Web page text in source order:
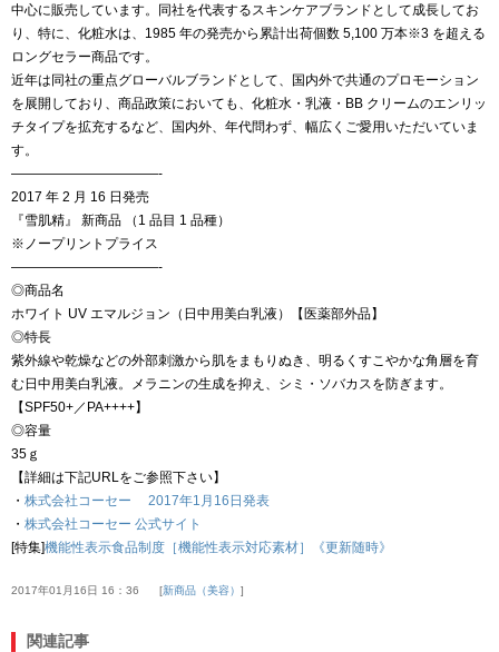
中心に販売しています。同社を代表するスキンケアブランドとして成長してお
り、特に、化粧水は、1985 年の発売から累計出荷個数 5,100 万本※3 を超える
ロングセラー商品です。
近年は同社の重点グローバルブランドとして、国内外で共通のプロモーション
を展開しており、商品政策においても、化粧水・乳液・BB クリームのエンリッ
チタイプを拡充するなど、国内外、年代問わず、幅広くご愛用いただいていま
す。
———————————-
2017 年 2 月 16 日発売
『雪肌精』 新商品 （1 品目 1 品種）
※ノープリントプライス
———————————-
◎商品名
ホワイト UV エマルジョン（日中用美白乳液）【医薬部外品】
◎特長
紫外線や乾燥などの外部刺激から肌をまもりぬき、明るくすこやかな角層を育
む日中用美白乳液。メラニンの生成を抑え、シミ・ソバカスを防ぎます。
【SPF50+／PA++++】
◎容量
35ｇ
【詳細は下記URLをご参照下さい】
・ 株式会社コーセー 2017年1月16日発表
・ 株式会社コーセー 公式サイト
[特集]機能性表示食品制度［機能性表示対応素材］《更新随時》
2017年01月16日 16：36 新商品（美容）
関連記事